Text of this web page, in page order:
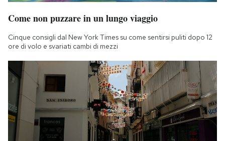
Come non puzzare in un lungo viaggio
Cinque consigli dal New York Times su come sentirsi puliti dopo 12
ore di volo e svariati cambi di mezzi